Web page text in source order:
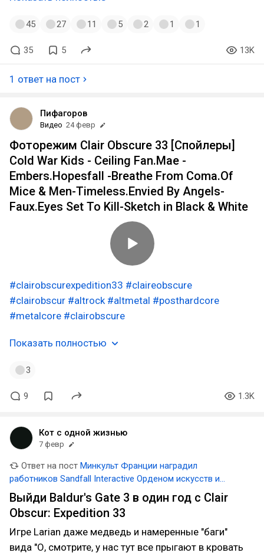
45 27 11 5 2 1 1
35 5 13K
1 ответ на пост
Пифагоров
Видео 24 февр
Фоторежим Clair Obscure 33 [Спойлеры]
Cold War Kids - Ceiling Fan.Mae -
Embers.Hopesfall -Breathe From Coma.Of
Mice & Men-Timeless.Envied By Angels-
Faux.Eyes Set To Kill-Sketch in Black & White
#clairobscurexpedition33 #claireobscure
#clairobscur #altrock #altmetal #posthardcore
#metalcore #clairobscure
Показать полностью
3
9 1.3K
Кот с одной жизнью
7 февр
Ответ на пост Минкульт Франции наградил
работников Sandfall Interactive Орденом искусств и
литературы — за создание Expedition 33
Выйди Baldur's Gate 3 в один год с Clair
Obscur: Expedition 33
Игре Larian даже медведь и намеренные "баги"
вида "О, смотрите, у нас тут все прыгают в кровать